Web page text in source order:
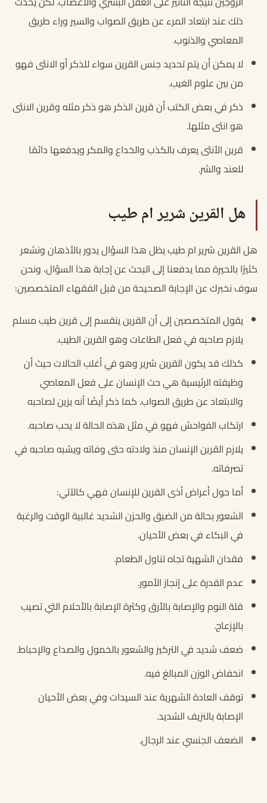
ذلك عند ابتعاد المرء عن طريق الصواب والسير وراء طريق
المعاصي والذنوب.
لا يمكن أن يتم تحديد جنس القرين سواء للذكر أو الانثى فهو
من بين علوم الغيب.
ذكر في بعض الكتب أن قرين الذكر هو ذكر مثله وقرين الانثى
هو انثى مثلها.
قرين الأنثى يعرف بالكذب والخداع والمكر ويدفعها دائمًا
للعند والشر.
هل القرين شرير ام طيب
هل القرين شرير ام طيب يظل هذا السؤال يدور بالأذهان ونشعر
كثيرًا بالحيرة مما يدفعنا إلى البحث عن إجابة هذا السؤال، ونحن
سوف نخبرك عن الإجابة الصحيحة من قبل الفقهاء المتخصصين:
يقول المتخصصين إلى أن القرين ينقسم إلى قرين طيب مسلم
يلازم صاحبه في فعل الطاعات وهو القرين الطيب.
كذلك قد يكون القرين شرير وهو في أغلب الحالات حيث أن
وظيفته الرئيسية هي حث الإنسان على فعل المعاصي
والابتعاد عن طريق الصواب. كما ذكر أيضًا أنه يزين لصاحبه
ارتكاب الفواحش فهو في مثل هذه الحالة لا يحب صاحبه.
يلازم القرين الإنسان منذ ولادته حتى وفاته ويشبه صاحبه في
تصرفاته.
أما حول أعراض أذى القرين للإنسان فهي كالآتي:
الشعور بحالة من الضيق والحزن الشديد غالبية الوقت والرغبة
في البكاء في بعض الأحيان.
فقدان الشهية تجاه تناول الطعام.
عدم القدرة على إنجاز الأمور.
قلة النوم والإصابة بالأرق وكثرة الإصابة بالأحلام التي تصيب
بالإزعاج.
ضعف شديد في التركيز والشعور بالخمول والصداع والإحباط.
انخفاض الوزن المبالغ فيه.
توقف العادة الشهرية عند السيدات وفي بعض الأحيان
الإصابة بالنزيف الشديد.
الضعف الجنسي عند الرجال.